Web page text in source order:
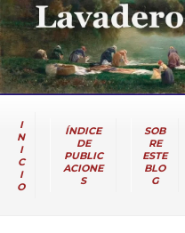
I
N
I
C
I
O
ÍNDICE
DE
PUBLIC
ACIONE
S
SOB
RE
ESTE
BLO
G